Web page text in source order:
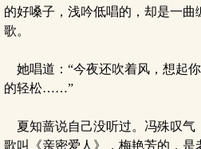
的好嗓子，浅吟低唱的，却是一
歌。
她唱道：“今夜还吹着风，想起
的轻松……”
夏知蔷说自己没听过。冯殊叹
歌叫《亲密爱人》，梅艳芳的，是